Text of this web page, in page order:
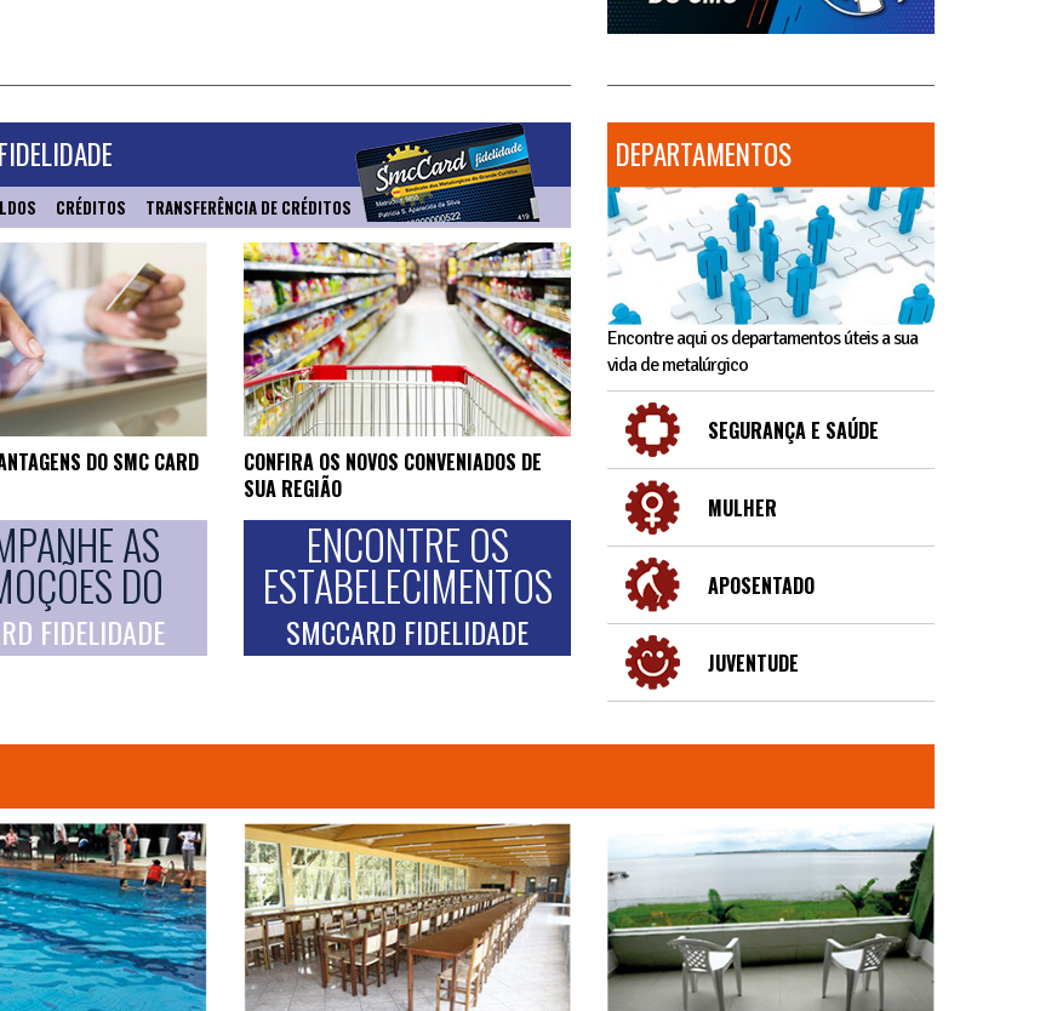
CRÉDITOS TRANSFERÊNCIA DE CRÉDITOS
DO SMC CARD
AS
DO
FIDELIDADE
CONFIRA OS NOVOS CONVENIADOS DE
SUA REGIÃO
ENCONTRE OS
ESTABELECIMENTOS
SMCCARD FIDELIDADE
DEPARTAMENTOS
Encontre aqui os departamentos úteis a sua
vida de metalúrgico
SEGURANÇA E SAÚDE
MULHER
APOSENTADO
JUVENTUDE